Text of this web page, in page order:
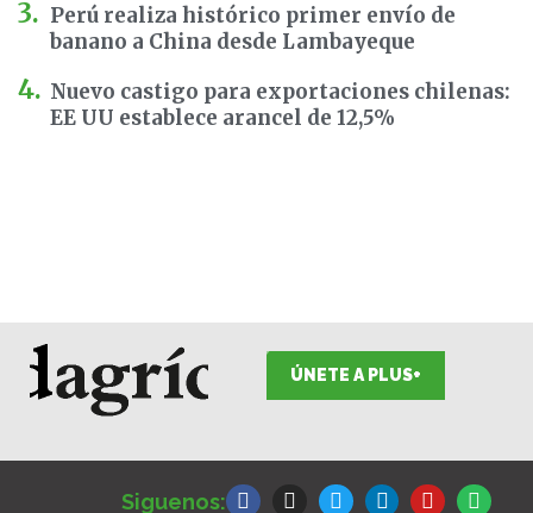
Perú realiza histórico primer envío de
banano a China desde Lambayeque
Nuevo castigo para exportaciones chilenas:
EE UU establece arancel de 12,5%
ÚNETE A PLUS+
Siguenos:
F
a
I
n
T
w
L
i
Y
o
S
p